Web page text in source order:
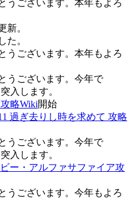
うございます。本年もよろ
新。
た。
うございます。本年もよろ
うございます。今年で
入します。
略Wiki開始
過ぎ去りし時を求めて 攻略
うございます。今年で
入します。
ー・アルファサファイア攻
うございます。今年もよろ